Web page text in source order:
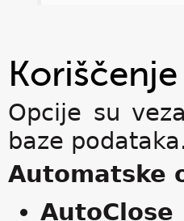
Opcije su
baze podataka.
Automatske
AutoClose